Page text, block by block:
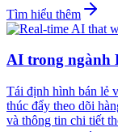
Tìm hiểu thêm
AI trong ngành
Tái định hình bán lẻ
thúc đẩy theo dõi
và thông tin chi tiết